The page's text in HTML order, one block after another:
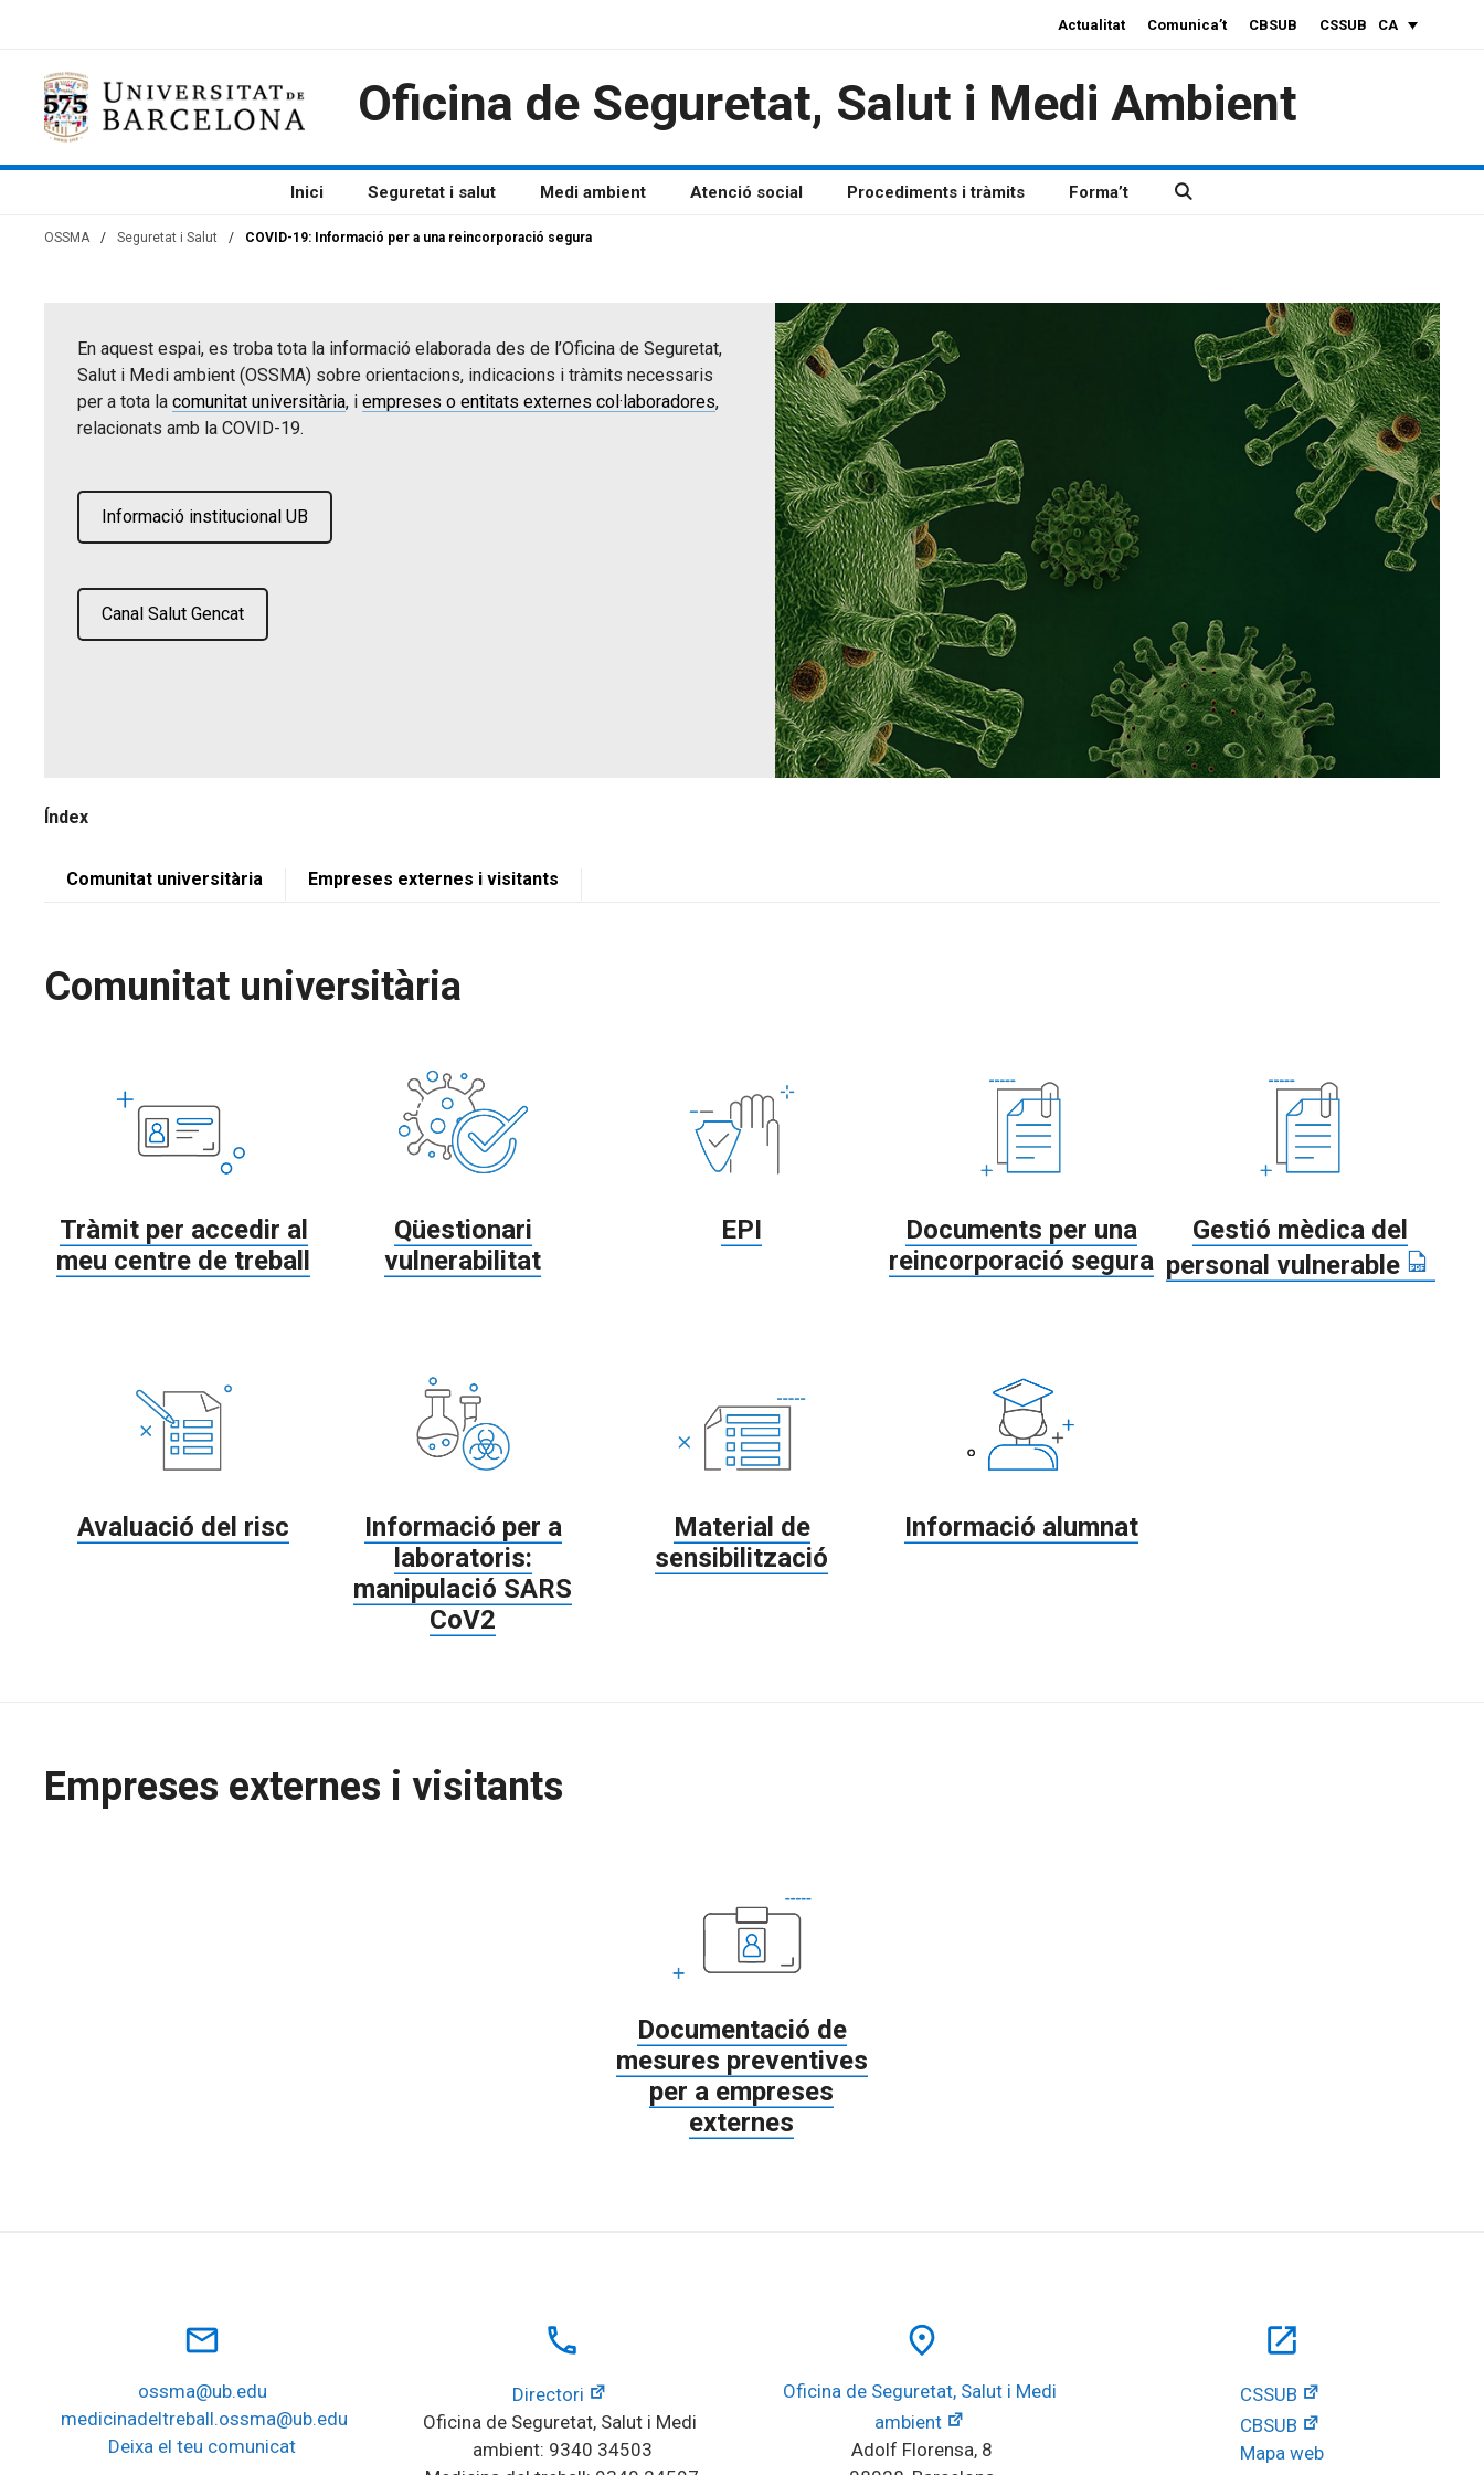
CA
Actualitat Comunica’t CBSUB CSSUB
Oficina de Seguretat, Salut i Medi Ambient
Inici Seguretat i salut Medi ambient Atenció social Procediments i tràmits Forma’t
OSSMA / Seguretat i Salut / COVID-19: Informació per a una reincorporació segura
En aquest espai, es troba tota la informació elaborada des de l’Oficina de Seguretat,
Salut i Medi ambient (OSSMA) sobre orientacions, indicacions i tràmits necessaris
per a tota la comunitat universitària, i empreses o entitats externes col·laboradores,
relacionats amb la COVID-19.
Informació institucional UB
Canal Salut Gencat
Índex
Comunitat universitària Empreses externes i visitants
Comunitat universitària
Tràmit per accedir al
meu centre de treball
Qüestionari
vulnerabilitat
EPI
Documents per una
reincorporació segura
Gestió mèdica del
personal vulnerable
Avaluació del risc
Informació per a
laboratoris:
manipulació SARS
CoV2
Material de
sensibilització
Informació alumnat
Empreses externes i visitants
Documentació de
mesures preventives
per a empreses
externes
mail_outline
ossma@ub.edu
medicinadeltreball.ossma@ub.edu
Deixa el teu comunicat
local_phone
Directori
Oficina de Seguretat, Salut i Medi
ambient: 9340 34503
place
Oficina de Seguretat, Salut i Medi
ambient
Adolf Florensa, 8
open_in_new
CSSUB
CBSUB
Mapa web